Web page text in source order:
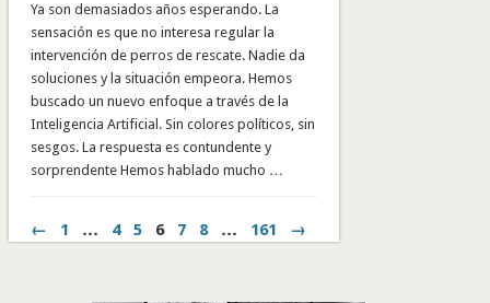
Ya son demasiados años esperando. La
sensación es que no interesa regular la
intervención de perros de rescate. Nadie da
soluciones y la situación empeora. Hemos
buscado un nuevo enfoque a través de la
Inteligencia Artificial. Sin colores políticos, sin
sesgos. La respuesta es contundente y
sorprendente Hemos hablado mucho …
← 1 … 4 5 6 7 8 … 161 →